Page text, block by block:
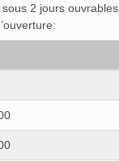
2 jours ouvrables